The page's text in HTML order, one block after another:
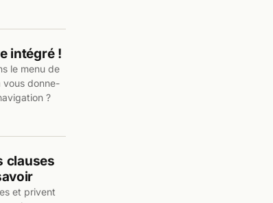
intégré !
le menu de
vous donne-
?
clauses
et privent